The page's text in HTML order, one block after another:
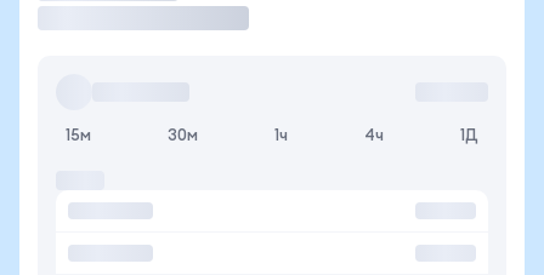
15м 30м 1ч 4ч 1Д